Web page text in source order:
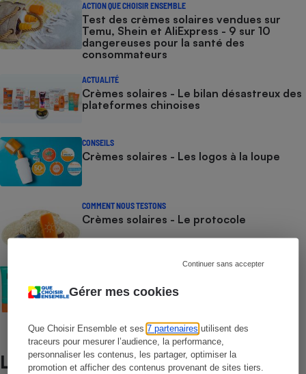
Gérer mes cookies
Que Choisir Ensemble et ses7 partenaires utilisent des
traceurs pour mesurer l’audience, la performance,
personnaliser les contenus, les partager, optimiser la
promotion et afficher des contenus provenant de sites tiers.
Continuer sans accepter
ACTION QUE CHOISIR ENSEMBLE
Test des crèmes solaires vendues sur
Temu, Shein et AliExpress - 9 sur 10
dangereuses pour la santé des
consommateurs
ACTUALITÉ
Crèmes solaires - Le bilan désastreux des
plateformes chinoises
CONSEILS
Crèmes solaires - Les logos à la loupe
COMMENT NOUS TESTONS
Crèmes solaires - Le protocole
Lire aussi